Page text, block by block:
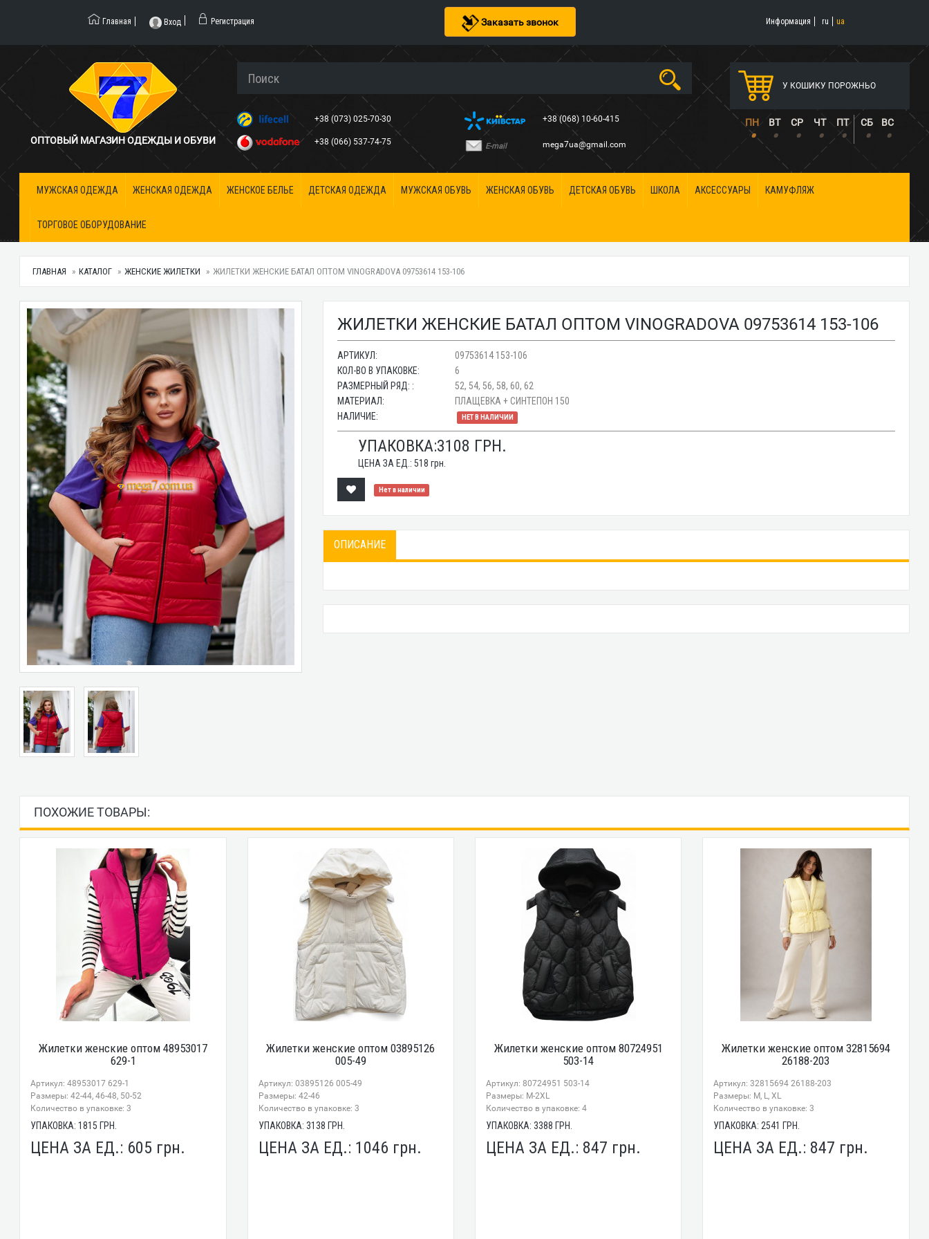
Заказать звонок
Главная Вход Регистрация Информация ru ua
ОПТОВЫЙ МАГАЗИН ОДЕЖДЫ И ОБУВИ
+38 (073) 025-70-30
+38 (066) 537-74-75
+38 (068) 10-60-415
E-mail mega7ua@gmail.com
У КОШИКУ ПОРОЖНЬО
ПН ВТ СР ЧТ ПТ СБ ВС
• • • • • • •
МУЖСКАЯ ОДЕЖДА ЖЕНСКАЯ ОДЕЖДА ЖЕНСКОЕ БЕЛЬЕ ДЕТСКАЯ ОДЕЖДА МУЖСКАЯ ОБУВЬ ЖЕНСКАЯ ОБУВЬ ДЕТСКАЯ ОБУВЬ ШКОЛА АКСЕССУАРЫ КАМУФЛЯЖ
ТОРГОВОЕ ОБОРУДОВАНИЕ
ГЛАВНАЯ КАТАЛОГ ЖЕНСКИЕ ЖИЛЕТКИ ЖИЛЕТКИ ЖЕНСКИЕ БАТАЛ ОПТОМ VINOGRADOVA 09753614 153-106
ЖИЛЕТКИ ЖЕНСКИЕ БАТАЛ ОПТОМ VINOGRADOVA 09753614 153-106
АРТИКУЛ:
09753614 153-106
КОЛ-ВО В УПАКОВКЕ:
6
РАЗМЕРНЫЙ РЯД: :
52, 54, 56, 58, 60, 62
МАТЕРИАЛ:
ПЛАЩЕВКА + СИНТЕПОН 150
НАЛИЧИЕ:
НЕТ В НАЛИЧИИ
УПАКОВКА:3108 ГРН.
ЦЕНА ЗА ЕД.:518 грн.
Нет в наличии
ОПИСАНИЕ
ПОХОЖИЕ ТОВАРЫ:
Жилетки женские оптом 48953017
629-1
Артикул: 48953017 629-1
Размеры: 42-44, 46-48, 50-52
Количество в упаковке: 3
УПАКОВКА:1815 ГРН.
ЦЕНА ЗА ЕД.: 605 грн.
Жилетки женские оптом 03895126
005-49
Артикул: 03895126 005-49
Размеры: 42-46
Количество в упаковке: 3
УПАКОВКА: 3138 ГРН.
ЦЕНА ЗА ЕД.: 1046 грн.
Жилетки женские оптом 80724951
503-14
Артикул: 80724951 503-14
Размеры: М-2XL
Количество в упаковке: 4
УПАКОВКА: 3388 ГРН.
ЦЕНА ЗА ЕД.: 847 грн.
Жилетки женские оптом 32815694
26188-203
Артикул: 32815694 26188-203
Размеры: M, L, XL
Количество в упаковке: 3
УПАКОВКА:2541 ГРН.
ЦЕНА ЗА ЕД.: 847 грн.